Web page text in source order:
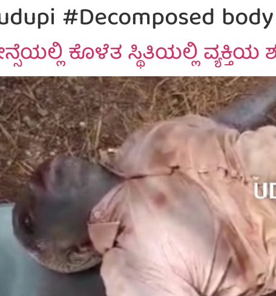
#Decomposed
ಕೊಳೆತ ಸ್ಥಿತಿಯಲ್ಲಿ ವ್ಯಕ್ತಿಯ